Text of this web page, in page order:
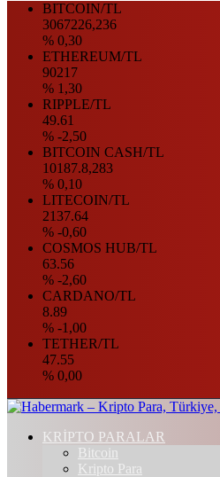
BITCOIN/TL
3067226,236
% 0,30
ETHEREUM/TL
90217
% 1,30
RIPPLE/TL
49.61
% -2,50
BITCOIN CASH/TL
10187.8,283
% 0,10
LITECOIN/TL
2137.64
% -0,60
COSMOS HUB/TL
63.56
% -2,60
CARDANO/TL
8.89
% -1,00
TETHER/TL
47.55
% 0,00
KRİPTO PARALAR
Bitcoin
Kripto Para